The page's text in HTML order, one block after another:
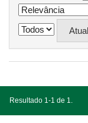
Resultado 1-1 de 1.